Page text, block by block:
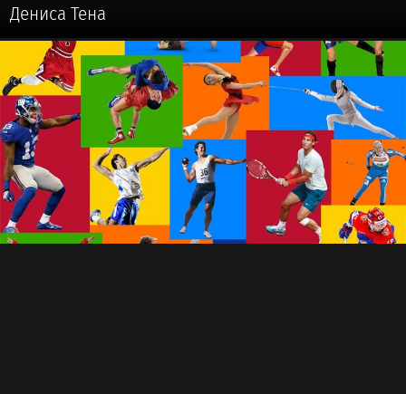
Дениса Тена
🏅 #ДРУГИЕ